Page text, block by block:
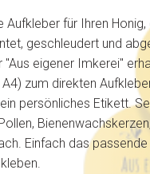
Aufkleber für Ihren
geschleudert und
eigener Imkerei"
zum direkten
persönliches Etikett.
Einfach das